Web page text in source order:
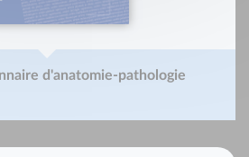
d'anatomie-pathologie